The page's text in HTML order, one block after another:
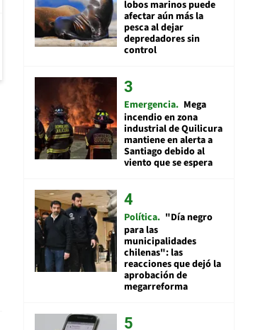
lobos marinos puede
afectar aún más la
pesca al dejar
depredadores sin
control
Emergencia Mega
incendio en zona
industrial de Quilicura
mantiene en alerta a
Santiago debido al
viento que se espera
Política "Día negro
para las
municipalidades
chilenas": las
reacciones que dejó la
aprobación de
megarreforma